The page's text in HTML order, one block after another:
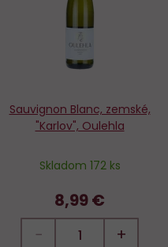
Sauvignon Blanc, zemské,
"Karlov", Oulehla
Skladom 172 ks
8,99 €
− +